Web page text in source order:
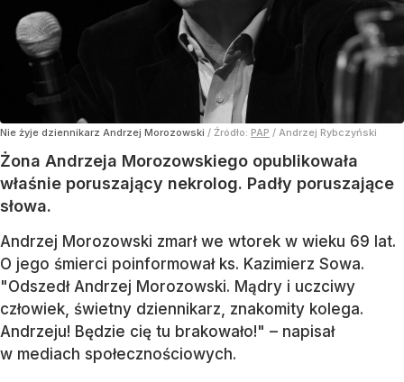
Nie żyje dziennikarz Andrzej Morozowski / Źródło: PAP / Andrzej Rybczyński
Żona Andrzeja Morozowskiego opublikowała
właśnie poruszający nekrolog. Padły poruszające
słowa.
Andrzej Morozowski zmarł we wtorek w wieku 69 lat.
O jego śmierci poinformował ks. Kazimierz Sowa.
"Odszedł Andrzej Morozowski. Mądry i uczciwy
człowiek, świetny dziennikarz, znakomity kolega.
Andrzeju! Będzie cię tu brakowało!" – napisał
w mediach społecznościowych.